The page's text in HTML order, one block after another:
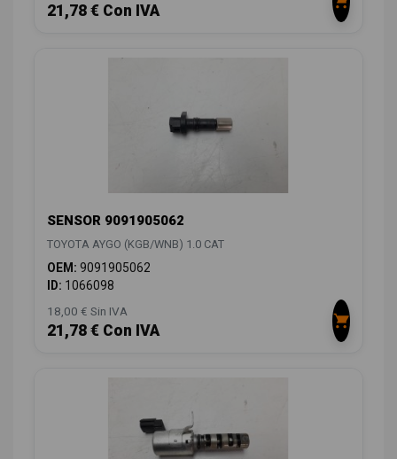
21,78 € Con IVA
SENSOR 9091905062
TOYOTA AYGO (KGB/WNB) 1.0 CAT
OEM: 9091905062
ID: 1066098
18,00 € Sin IVA
21,78 € Con IVA